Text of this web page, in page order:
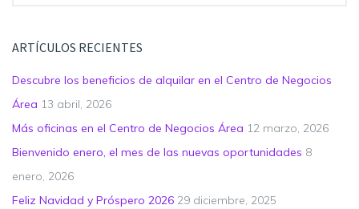
ARTÍCULOS RECIENTES
Descubre los beneficios de alquilar en el Centro de Negocios
Área 13 abril, 2026
Más oficinas en el Centro de Negocios Área 12 marzo, 2026
Bienvenido enero, el mes de las nuevas oportunidades 8
enero, 2026
Feliz Navidad y Próspero 2026 29 diciembre, 2025